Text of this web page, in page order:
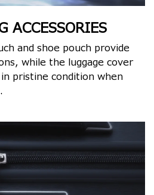
ACCESSORIES
and shoe pouch provide
while the luggage cover
pristine condition when